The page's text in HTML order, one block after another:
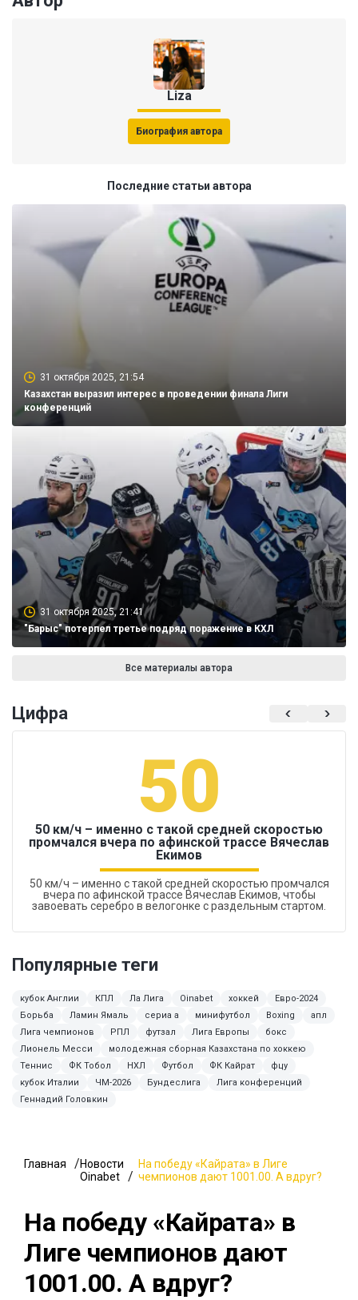
Liza
Биография автора
Последние статьи автора
31 октября 2025, 21:54
Казахстан выразил интерес в проведении финала Лиги
конференций
31 октября 2025, 21:41
"Барыс" потерпел третье подряд поражение в КХЛ
Все материалы автора
Цифра
50
50 км/ч – именно с такой средней скоростью
промчался вчера по афинской трассе Вячеслав
Екимов
50 км/ч – именно с такой средней скоростью промчался
вчера по афинской трассе Вячеслав Екимов, чтобы
завоевать серебро в велогонке с раздельным стартом.
Популярные теги
кубок Англии КПЛ Ла Лига Oinabet хоккей
Евро-2024
Борьба
Ламин Ямаль сериа а минифутбол Boxing
апл
Лига чемпионов
РПЛ футзал Лига Европы
бокс
Лионель Месси
молодежная сборная Казахстана по хоккею
Теннис
ФК Тобол НХЛ Футбол ФК Кайрат
фцу
кубок Италии
ЧМ-2026 Бундеслига
Лига конференций
Геннадий Головкин
Главная
Новости
Oinabet
На победу «Кайрата» в Лиге
чемпионов дают 1001.00. А вдруг?
На победу «Кайрата» в
Лиге чемпионов дают
1001.00. А вдруг?